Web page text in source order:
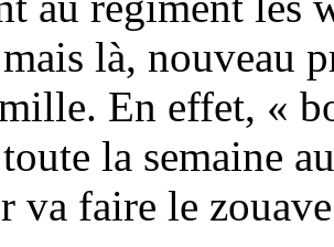
là, nouveau
En effet, «
la semaine
va faire le